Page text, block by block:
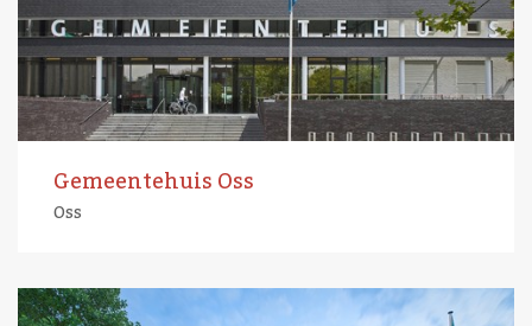
Gemeentehuis Oss
Oss